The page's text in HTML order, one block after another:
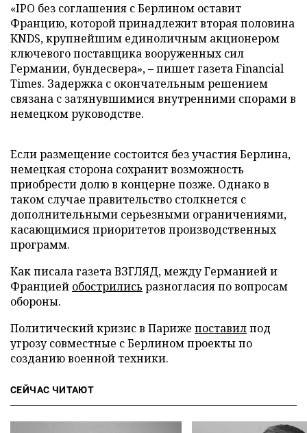
«IPO без соглашения с Берлином оставит
Францию, которой принадлежит вторая половина
KNDS, крупнейшим единоличным акционером
ключевого поставщика вооруженных сил
Германии, бундесвера», – пишет газета Financial
Times. Задержка с окончательным решением
связана с затянувшимися внутренними спорами в
немецком руководстве.
Если размещение состоится без участия Берлина,
немецкая сторона сохранит возможность
приобрести долю в концерне позже. Однако в
таком случае правительство столкнется с
дополнительными серьезными ограничениями,
касающимися приоритетов производственных
программ.
Как писала газета ВЗГЛЯД, между Германией и
Францией обострились разногласия по вопросам
обороны.
Политический кризис в Париже поставилпод
угрозу совместные с Берлином проекты по
созданию военной техники.
СЕЙЧАС ЧИТАЮТ